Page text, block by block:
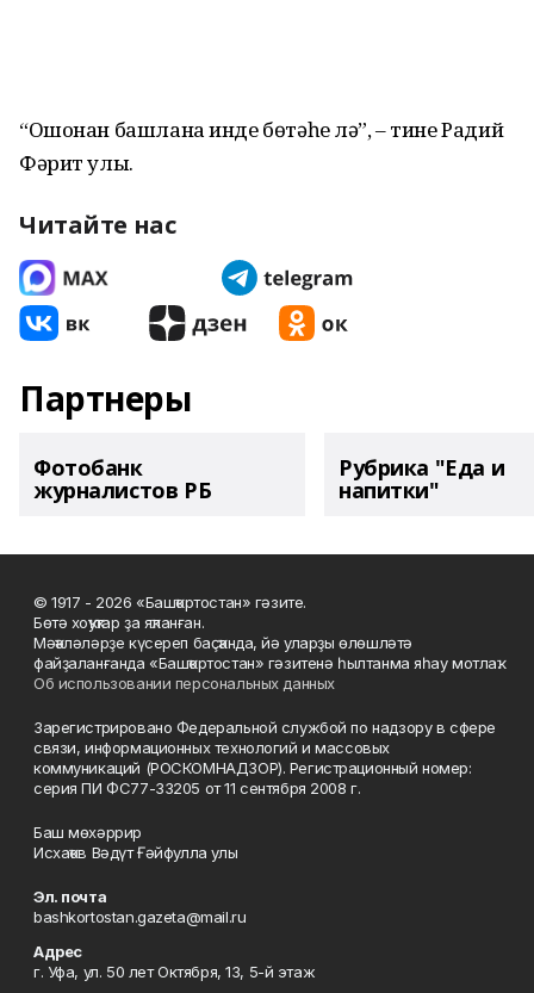
“Ошонан башлана инде бөтәһе лә”, – тине Радий
Фәрит улы.
Читайте нас
Партнеры
Фотобанк
журналистов РБ
Рубрика "Еда и
напитки"
© 1917 - 2026 «Башҡортостан» гәзите.
Бөтә хоҡуҡтар ҙа яҡланған.
Мәҡәләләрҙе күсереп баҫҡанда, йә уларҙы өлөшләтә
файҙаланғанда «Башҡортостан» гәзитенә һылтанма яһау мотлаҡ.
Об использовании персональных данных
Зарегистрировано Федеральной службой по надзору в сфере
связи, информационных технологий и массовых
коммуникаций (РОСКОМНАДЗОР). Регистрационный номер:
серия ПИ ФС77-33205 от 11 сентября 2008 г.
Баш мөхәррир
Исхаҡов Вәдүт Ғәйфулла улы
Эл. почта
bashkortostan.gazeta@mail.ru
Адрес
г. Уфа, ул. 50 лет Октября, 13, 5-й этаж